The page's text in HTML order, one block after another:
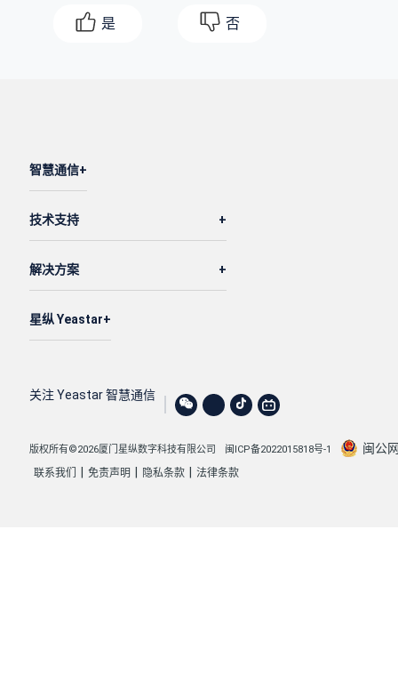
是 否
智慧通信
技术支持
解决方案
星纵 Yeastar
关注 Yeastar 智慧通信
版权所有©2026厦门星纵数字科技有限公司 闽ICP备2022015818号-1 闽公
联系我们 免责声明 隐私条款 法律条款